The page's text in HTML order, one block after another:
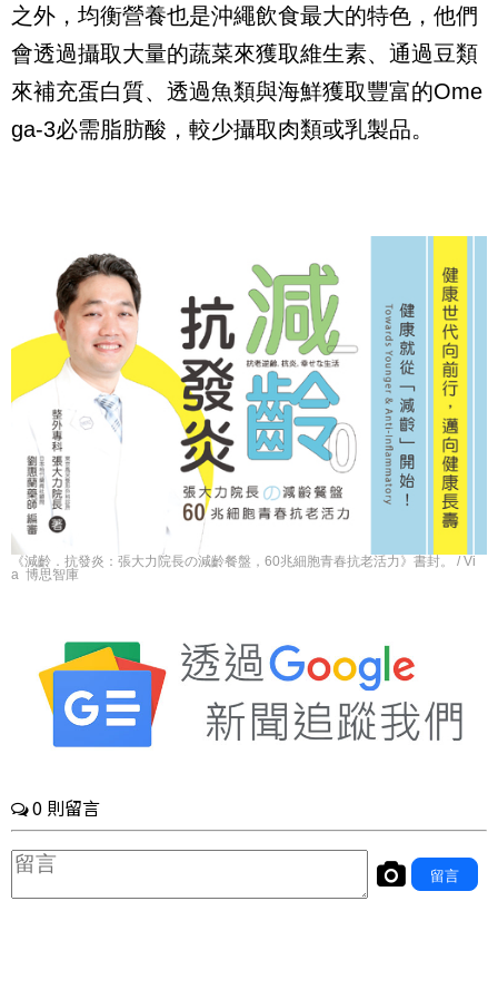
之外，均衡營養也是沖繩飲食最大的特色，他們
會透過攝取大量的蔬菜來獲取維生素、通過豆類
來補充蛋白質、透過魚類與海鮮獲取豐富的Ome
ga-3必需脂肪酸，較少攝取肉類或乳製品。
《減齡．抗發炎：張大力院長の減齡餐盤，60兆細胞青春抗老活力》書封。 / Vi
a 博思智庫